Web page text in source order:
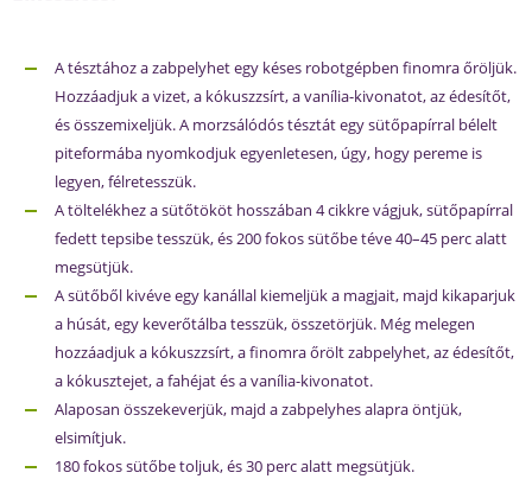
A tésztához a zabpelyhet egy késes robotgépben finomra őröljük.
Hozzáadjuk a vizet, a kókuszzsírt, a vanília-kivonatot, az édesítőt,
és összemixeljük. A morzsálódós tésztát egy sütőpapírral bélelt
piteformába nyomkodjuk egyenletesen, úgy, hogy pereme is
legyen, félretesszük.
A töltelékhez a sütőtököt hosszában 4 cikkre vágjuk, sütőpapírral
fedett tepsibe tesszük, és 200 fokos sütőbe téve 40–45 perc alatt
megsütjük.
A sütőből kivéve egy kanállal kiemeljük a magjait, majd kikaparjuk
a húsát, egy keverőtálba tesszük, összetörjük. Még melegen
hozzáadjuk a kókuszzsírt, a finomra őrölt zabpelyhet, az édesítőt,
a kókusztejet, a fahéjat és a vanília-kivonatot.
Alaposan összekeverjük, majd a zabpelyhes alapra öntjük,
elsimítjuk.
180 fokos sütőbe toljuk, és 30 perc alatt megsütjük.